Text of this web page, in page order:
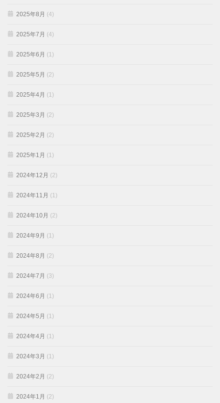
2025年8月 (4)
2025年7月 (4)
2025年6月 (1)
2025年5月 (2)
2025年4月 (1)
2025年3月 (2)
2025年2月 (2)
2025年1月 (1)
2024年12月 (2)
2024年11月 (1)
2024年10月 (2)
2024年9月 (1)
2024年8月 (2)
2024年7月 (3)
2024年6月 (1)
2024年5月 (1)
2024年4月 (1)
2024年3月 (1)
2024年2月 (2)
2024年1月 (2)